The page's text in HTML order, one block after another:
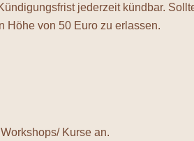
jederzeit kündbar.
Höhe von 50 Euro zu erlassen.
Kurse an.